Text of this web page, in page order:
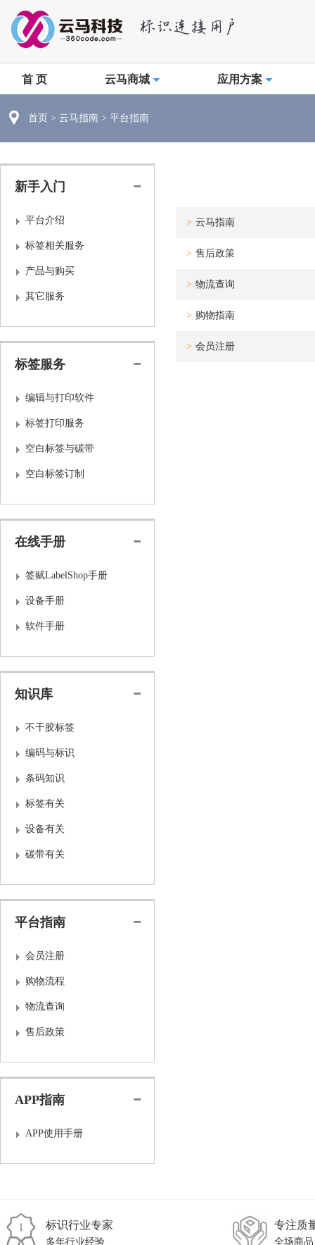
首 页 云马商城 应用方案
首页 > 云马指南 > 平台指南
新手入门
平台介绍
标签相关服务
产品与购买
其它服务
标签服务
编辑与打印软件
标签打印服务
空白标签与碳带
空白标签订制
在线手册
签赋LabelShop手册
设备手册
软件手册
知识库
不干胶标签
编码与标识
条码知识
标签有关
设备有关
碳带有关
平台指南
会员注册
购物流程
物流查询
售后政策
APP指南
APP使用手册
> 云马指南
> 售后政策
> 物流查询
> 购物指南
> 会员注册
标识行业专家
多年行业经验
专注质
全场商